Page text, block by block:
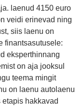
laenud 4150 euro
veidi erinevad ning
siis laenu on
finantsasutusele:
eksperthinnang
on aja jooksul
teema mingit
on laenu autolaenu
hakkavad